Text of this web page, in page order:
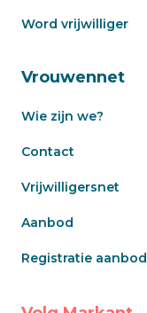
Word vrijwilliger
Vrouwennet
Wie zijn we?
Contact
Vrijwilligersnet
Aanbod
Registratie aanbod